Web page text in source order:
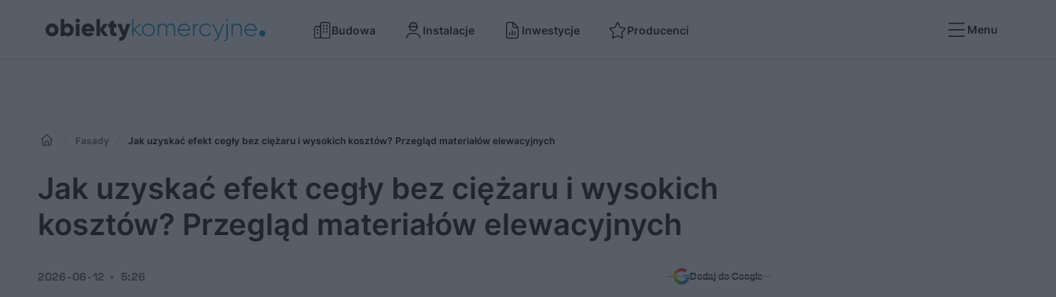
Budowa Instalacje Inwestycje Producenci Menu
Fasady Jak uzyskać efekt cegły bez ciężaru i wysokich kosztów? Przegląd materiałów elewacyjnych
Jak uzyskać efekt cegły bez ciężaru i wysokich
kosztów? Przegląd materiałów elewacyjnych
2026-06-12 5:26 Dodaj do Google